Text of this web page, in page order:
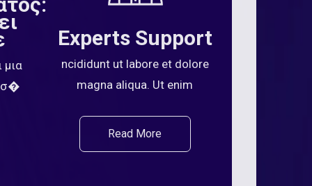
μια
Experts Support
ncididunt ut labore et dolore
magna aliqua. Ut enim
Read More